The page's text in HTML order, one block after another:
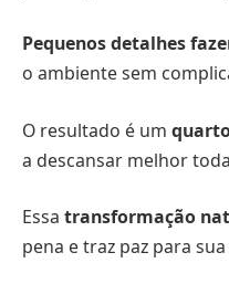
Pequenos detalhes
o ambiente sem
O resultado é um
a descansar melhor
Essa transformação
pena e traz paz para